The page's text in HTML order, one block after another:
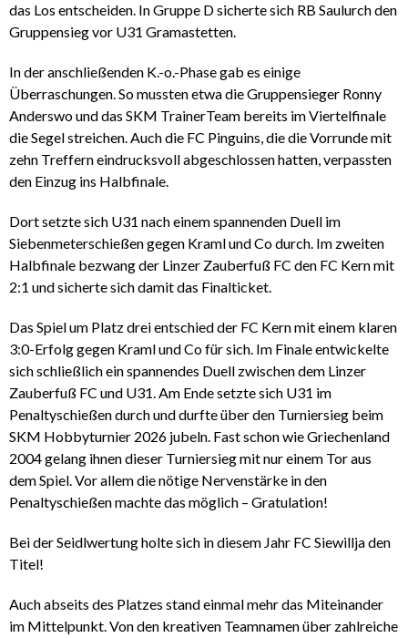
das Los entscheiden. In Gruppe D sicherte sich RB Saulurch den
Gruppensieg vor U31 Gramastetten.
In der anschließenden K.-o.-Phase gab es einige
Überraschungen. So mussten etwa die Gruppensieger Ronny
Anderswo und das SKM TrainerTeam bereits im Viertelfinale
die Segel streichen. Auch die FC Pinguins, die die Vorrunde mit
zehn Treffern eindrucksvoll abgeschlossen hatten, verpassten
den Einzug ins Halbfinale.
Dort setzte sich U31 nach einem spannenden Duell im
Siebenmeterschießen gegen Kraml und Co durch. Im zweiten
Halbfinale bezwang der Linzer Zauberfuß FC den FC Kern mit
2:1 und sicherte sich damit das Finalticket.
Das Spiel um Platz drei entschied der FC Kern mit einem klaren
3:0-Erfolg gegen Kraml und Co für sich. Im Finale entwickelte
sich schließlich ein spannendes Duell zwischen dem Linzer
Zauberfuß FC und U31. Am Ende setzte sich U31 im
Penaltyschießen durch und durfte über den Turniersieg beim
SKM Hobbyturnier 2026 jubeln. Fast schon wie Griechenland
2004 gelang ihnen dieser Turniersieg mit nur einem Tor aus
dem Spiel. Vor allem die nötige Nervenstärke in den
Penaltyschießen machte das möglich – Gratulation!
Bei der Seidlwertung holte sich in diesem Jahr FC Siewillja den
Titel!
Auch abseits des Platzes stand einmal mehr das Miteinander
im Mittelpunkt. Von den kreativen Teamnamen über zahlreiche